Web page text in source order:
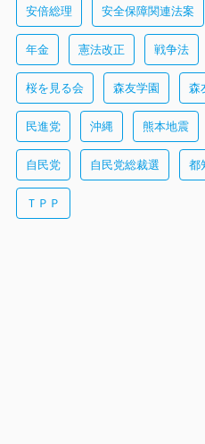
安倍総理 安全保障関連法案
年金 憲法改正 戦争法
桜を見る会 森友学園 森
民進党 沖縄 熊本地震
自民党 自民党総裁選 都
ＴＰＰ